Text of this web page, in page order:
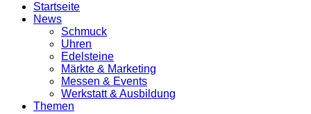
Startseite
News
Schmuck
Uhren
Edelsteine
Märkte & Marketing
Messen & Events
Werkstatt & Ausbildung
Themen